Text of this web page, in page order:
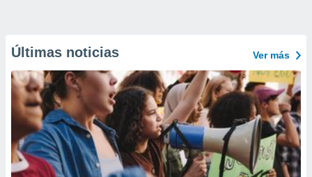
Últimas noticias Ver más